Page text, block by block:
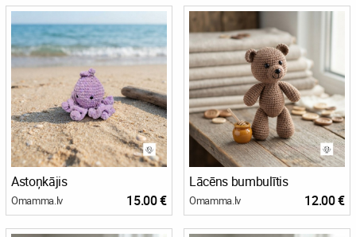
Astoņkājis
Omamma.lv 15.00 €
Lācēns bumbulītis
Omamma.lv 12.00 €